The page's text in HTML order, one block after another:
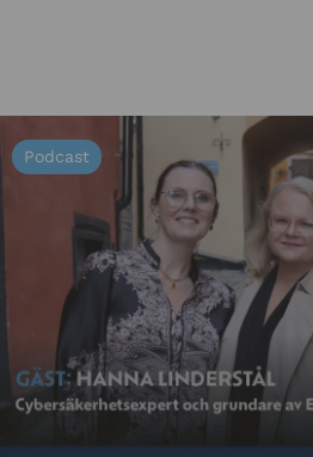
Podcast